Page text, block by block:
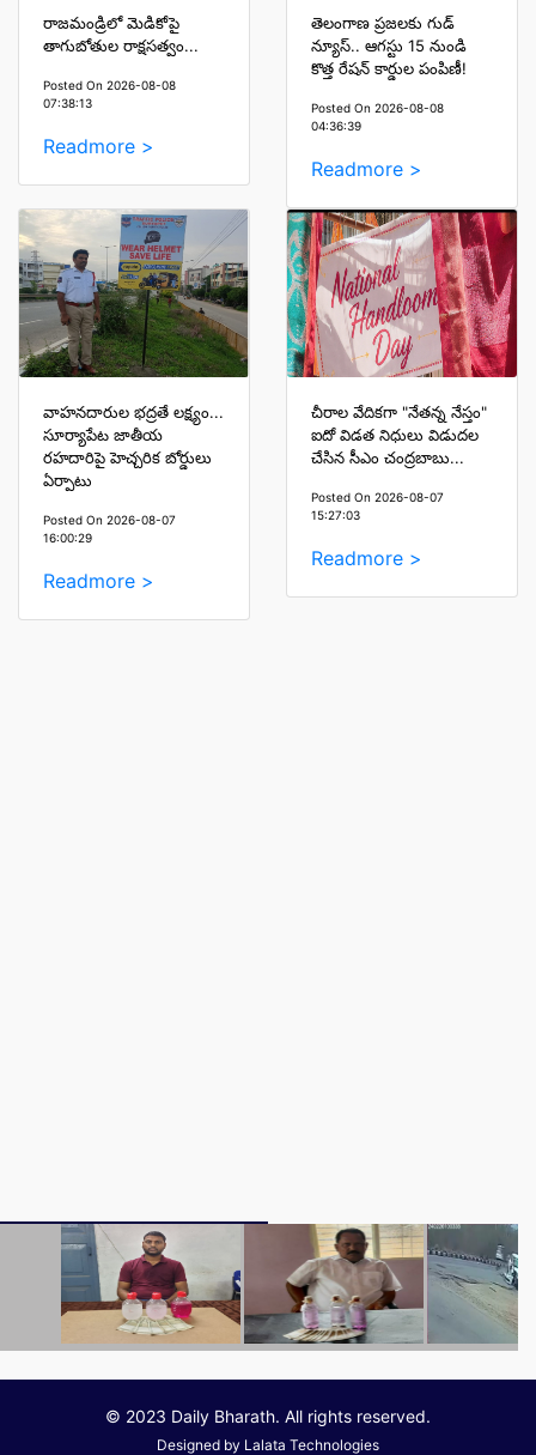
రాజమండ్రిలో మెడికోపై
తాగుబోతుల రాక్షసత్వం...
Posted On 2026-08-08
07:38:13
Readmore >
తెలంగాణ ప్రజలకు గుడ్
న్యూస్.. ఆగస్టు 15 నుండి
కొత్త రేషన్ కార్డుల పంపిణీ!
Posted On 2026-08-08
04:36:39
Readmore >
వాహనదారుల భద్రతే లక్ష్యం...
సూర్యాపేట జాతీయ
రహదారిపై హెచ్చరిక బోర్డులు
ఏర్పాటు
Posted On 2026-08-07
16:00:29
Readmore >
చీరాల వేదికగా "నేతన్న నేస్తం"
ఐదో విడత నిధులు విడుదల
చేసిన సీఎం చంద్రబాబు...
Posted On 2026-08-07
15:27:03
Readmore >
© 2023 Daily Bharath. All rights reserved.
Designed by Lalata Technologies